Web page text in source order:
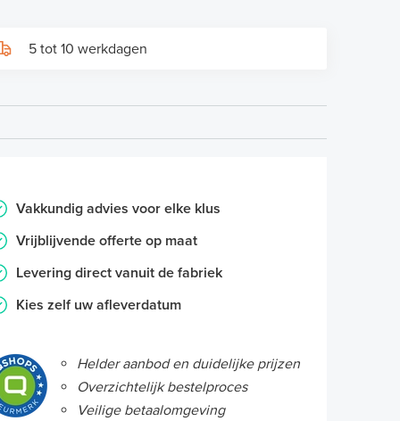
5 tot 10 werkdagen
Vakkundig advies voor elke klus
Vrijblijvende offerte op maat
Levering direct vanuit de fabriek
Kies zelf uw afleverdatum
Helder aanbod en duidelijke prijzen
Overzichtelijk bestelproces
Veilige betaalomgeving